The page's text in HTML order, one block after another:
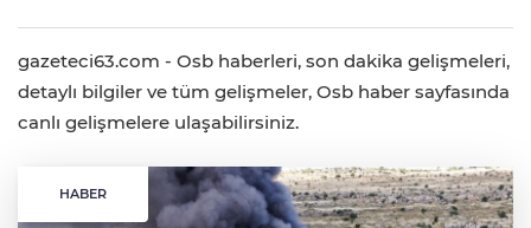
gazeteci63.com - Osb haberleri, son dakika gelişmeleri,
detaylı bilgiler ve tüm gelişmeler, Osb haber sayfasında
canlı gelişmelere ulaşabilirsiniz.
HABER